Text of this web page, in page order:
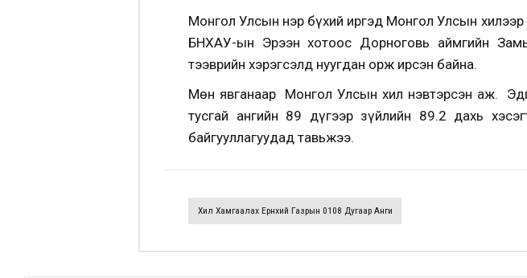
Монгол Улсын нэр бүхий иргэд Монгол Улсын хилээр
БНХАУ-ын Эрээн хотоос Дорноговь аймгийн
тээврийн хэрэгсэлд нуугдан орж ирсэн байна.
Мөн явганаар Монгол Улсын хил нэвтэрсэн аж.
тусгай ангийн 89 дүгээр зүйлийн 89.2 дахь
байгууллагуудад тавьжээ.
Хил Хамгаалах Ерөнхий Газрын 0108 Дугаар Анги